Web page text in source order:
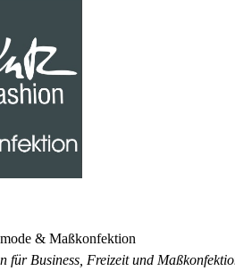
& Maßkonfektion
für Business, Freizeit und